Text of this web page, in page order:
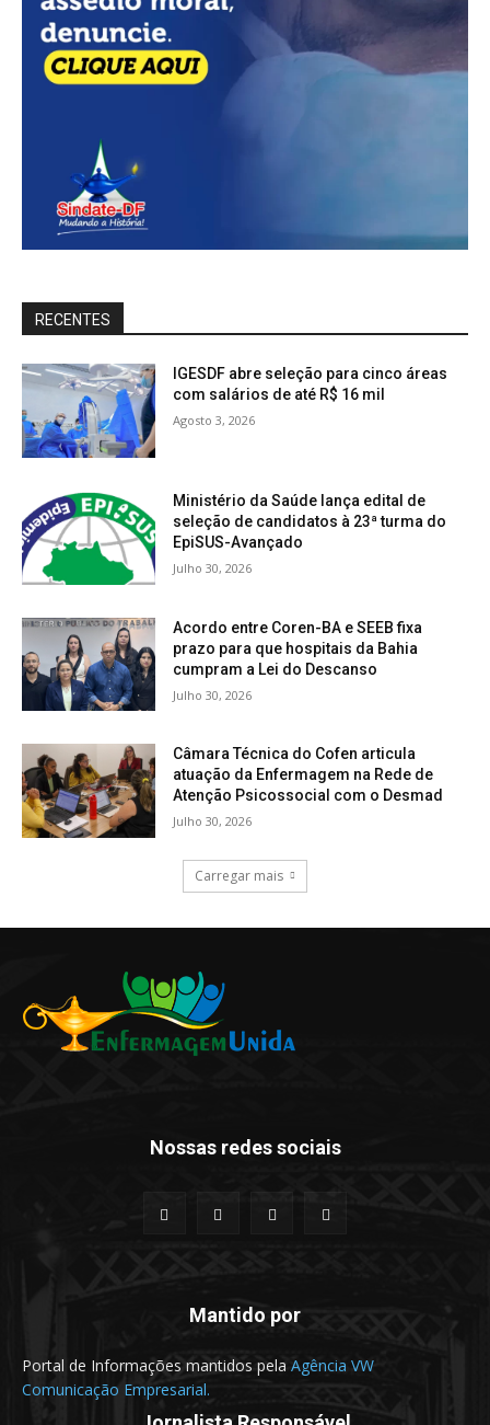
RECENTES
IGESDF abre seleção para cinco áreas
com salários de até R$ 16 mil
Agosto 3, 2026
Ministério da Saúde lança edital de
seleção de candidatos à 23ª turma do
EpiSUS-Avançado
Julho 30, 2026
Acordo entre Coren-BA e SEEB fixa
prazo para que hospitais da Bahia
cumpram a Lei do Descanso
Julho 30, 2026
Câmara Técnica do Cofen articula
atuação da Enfermagem na Rede de
Atenção Psicossocial com o Desmad
Julho 30, 2026
Carregar mais
Nossas redes sociais
Mantido por
Portal de Informações mantidos pela Agência VW
Comunicação Empresarial.